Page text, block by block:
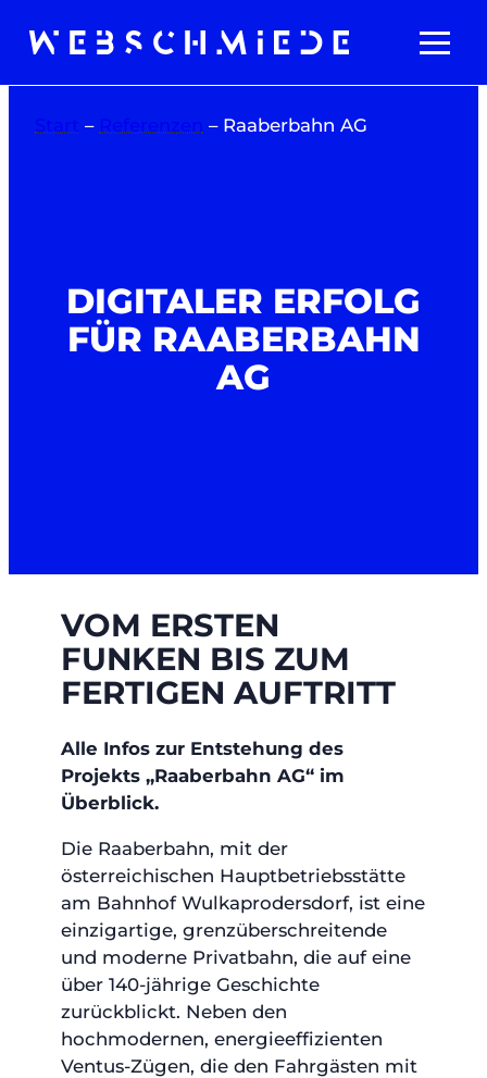
Inhalt
– – Raaberbahn AG
DIGITALER ERFOLG
FÜR RAABERBAHN
AG
VOM ERSTEN
FUNKEN BIS ZUM
FERTIGEN AUFTRITT
Alle Infos zur Entstehung des
Projekts „Raaberbahn AG“ im
Überblick.
Die Raaberbahn, mit der
österreichischen Hauptbetriebsstätte
am Bahnhof Wulkaprodersdorf, ist eine
einzigartige, grenzüberschreitende
und moderne Privatbahn, die auf eine
über 140-jährige Geschichte
zurückblickt. Neben den
hochmodernen, energieeffizienten
Ventus-Zügen, die den Fahrgästen mit